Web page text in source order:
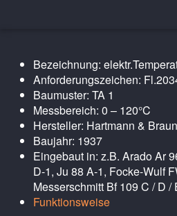
Bezeichnung:
Anforderungszeichen:
Baumuster: TA 1
Messbereich: 0 – 120°C
Hersteller: Hartmann &
Baujahr: 1937
Eingebaut in: z.B. Arado Ar
D-1, Ju 88 A-1, Focke-Wulf
Messerschmitt Bf 109 C / D /
Funktionsweise